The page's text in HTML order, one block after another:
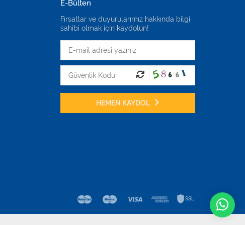
E-Bülten
Fırsatlar ve duyurularımız hakkında bilgi
sahibi olmak için kaydolun!
HEMEN KAYDOL